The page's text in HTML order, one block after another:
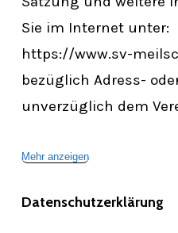
Sie im Internet unter:
https://www.sv-
bezüglich Adress-
unverzüglich dem
Mehr anzeigen
Datenschutzerklärung